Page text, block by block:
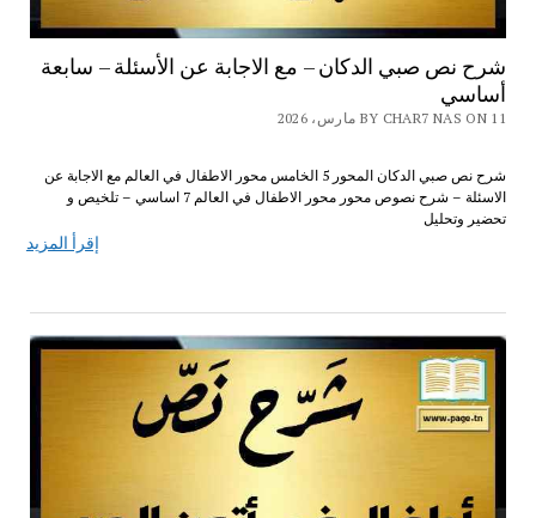
شرح نص صبي الدكان – مع الاجابة عن الأسئلة – سابعة
أساسي
BY CHAR7 NAS ON 11 مارس، 2026
شرح نص صبي الدكان المحور 5 الخامس محور الاطفال في العالم مع الاجابة عن
الاسئلة – شرح نصوص محور محور الاطفال في العالم 7 اساسي – تلخيص و
تحضير وتحليل
إقرأ المزيد